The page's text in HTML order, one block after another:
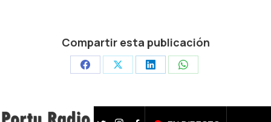
Compartir esta publicación
Share
Facebook
Share
X
Share
LinkedIn
Share
WhatsApp